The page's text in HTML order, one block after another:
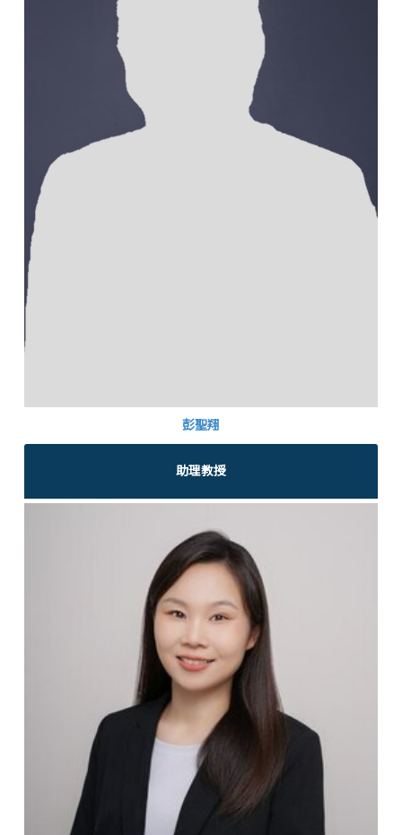
彭聖翔
助理教授